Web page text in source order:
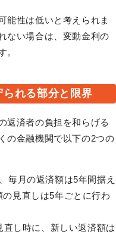
能性は低いと考えられま
ない場合は、変動金利の
。
れる部分と限界
返済者の負担を和らげる
の金融機関で以下の2つの
毎月の返済額は5年間据え
見直しは5年ごとに行わ
直し時に、新しい返済額は